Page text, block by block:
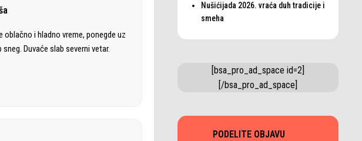
oblačno i hladno vreme, ponegde uz
Duvaće slab severni vetar.
Nušićijada 2026. vraća duh tradicije i
smeha
[bsa_pro_ad_space id=2]
[/bsa_pro_ad_space]
PODELITE OBJAVU